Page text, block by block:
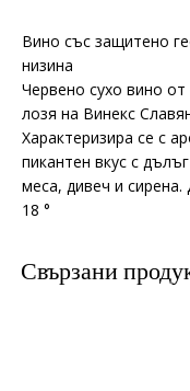
Вино със защитено
низина
Червено сухо вино
лозя на Винекс
Характеризира се с
пикантен вкус с
меса, дивеч и
18 °
Свързани